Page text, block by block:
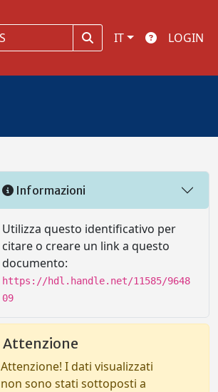
IT LOGIN
Informazioni
Utilizza questo identificativo per
citare o creare un link a questo
documento:
https://hdl.handle.net/11585/9648
09
Attenzione
Attenzione! I dati visualizzati
non sono stati sottoposti a